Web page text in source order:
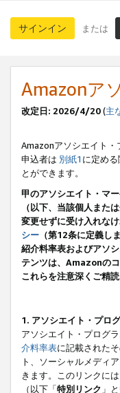
サインイン または
Amazonア
改定日: 2026/4/20(主
Amazonアソシエイト
申込者は 別紙1 に定め
とができます。
甲のアソシエイト・マ
（以下、当該個人また
変更せずに受け入れな
シー （第12条に定義し
紹介料率表およびアソ
テンツは、Amazonの
これらを注意深くご精読
1. アソシエイト・プロ
アソシエイト・プログラ
介料率表に記載された
ト、ソーシャルメディ
きます。このリンクに
（以下「特別リンク 」